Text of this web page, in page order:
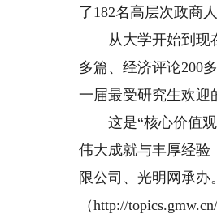
了182名高层次政商人
从大学开始到现在
多篇、经济评论200
一届最受研究生欢迎
这是“核心价值观
伟大成就与丰厚经验
限公司、光明网承
（http://